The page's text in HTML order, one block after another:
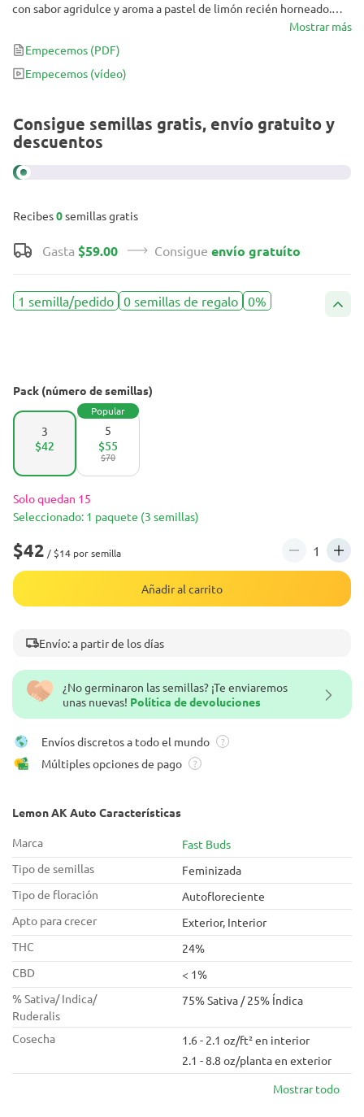
¿No germinaron las semillas? ¡Te enviaremos
unas nuevas! Política de devoluciones
Envíos discretos a todo el mundo ?
Múltiples opciones de pago ?
Lemon AK Auto Características
Marca
Fast Buds
Tipo de semillas
Feminizada
Tipo de floración
Autofloreciente
Apto para crecer
Exterior, Interior
THC
24%
CBD
< 1%
% Sativa/ Indica/
Ruderalis
75% Sativa / 25% Índica
Cosecha
1.6 - 2.1 oz/ft² en interior
2.1 - 8.8 oz/planta en exterior
Mostrar todo
con sabor agridulce y aroma a pastel de limón recién horneado.
Este híbrido Sativa dominante es una de las autos más afrutadas de
Fast Buds. Ideal para los apasionados de las variedades de
marihuana con sabor único, efecto estimulante y buen
rendimiento.
Mostrar más
Empecemos (PDF)
Empecemos (vídeo)
Consigue semillas gratis, envío gratuito y
descuentos
Recibes0semillas gratis
Gasta $59.00 Consigue envío gratuíto
1 semilla/pedido 0 semillas de regalo 0%
Pack (número de semillas)
3
$42
5
Popular
$70
$55
Solo quedan 15
Seleccionado: 1 paquete (3 semillas)
$42 / $14 por semilla
Añadir al carrito
Envío: a partir de los días